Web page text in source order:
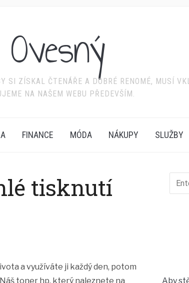
Ovesný
SI ZÍSKAL ČTENÁŘE A DOBRÉ RENOMÉ, MUSÍ
NA NAŠEM WEBU PŘEDEVŠÍM.
FINANCE MÓDA NÁKUPY SLUŽBY
tisknutí
a využíváte ji každý den, potom
toner hp, který naleznete na
Aby